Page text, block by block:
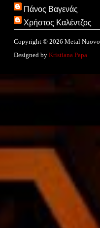
Πάνος Βαγενάς
Χρήστος Καλέντζος
Copyright © 2026 Metal Nuovo
Designed by Kristiana Papa